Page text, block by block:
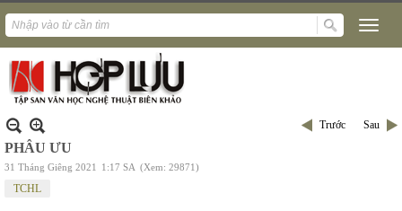
Trước Sau
PHÂU ƯU
31 Tháng Giêng 2021 1:17 SA (Xem: 29871)
TCHL